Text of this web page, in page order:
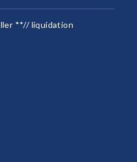
**// liquidation